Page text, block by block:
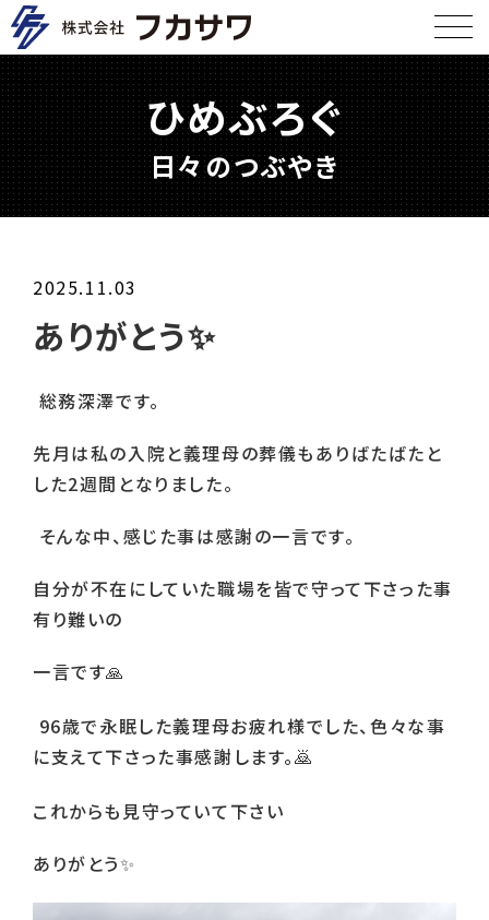
ひめぶろぐ
日々のつぶやき
2025.11.03
ありがとう✨
総務深澤です。
先月は私の入院と義理母の葬儀もありばたばたと
した2週間となりました。
そんな中、感じた事は感謝の一言です。
自分が不在にしていた職場を皆で守って下さった事
有り難いの
一言です🙏
96歳で永眠した義理母お疲れ様でした、色々な事
に支えて下さった事感謝します。🙇
これからも見守っていて下さい
ありがとう✨